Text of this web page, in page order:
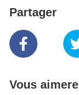
Partager
Vous